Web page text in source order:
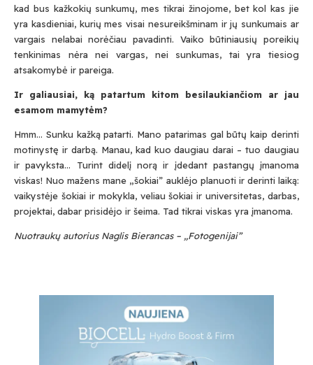
kad bus kažkokių sunkumų, mes tikrai žinojome, bet kol kas jie
yra kasdieniai, kurių mes visai nesureikšminam ir jų sunkumais ar
vargais nelabai norėčiau pavadinti. Vaiko būtiniausių poreikių
tenkinimas nėra nei vargas, nei sunkumas, tai yra tiesiog
atsakomybė ir pareiga.
Ir galiausiai, ką patartum kitom besilaukiančiom ar jau
esamom mamytėm?
Hmm… Sunku kažką patarti. Mano patarimas gal būtų kaip derinti
motinystę ir darbą. Manau, kad kuo daugiau darai – tuo daugiau
ir pavyksta… Turint didelį norą ir įdedant pastangų įmanoma
viskas! Nuo mažens mane „šokiai” auklėjo planuoti ir derinti laiką:
vaikystėje šokiai ir mokykla, veliau šokiai ir universitetas, darbas,
projektai, dabar prisidėjo ir šeima. Tad tikrai viskas yra įmanoma.
Nuotraukų autorius Naglis Bierancas – „Fotogenijai”
Submit
privatumoirslapukų politika